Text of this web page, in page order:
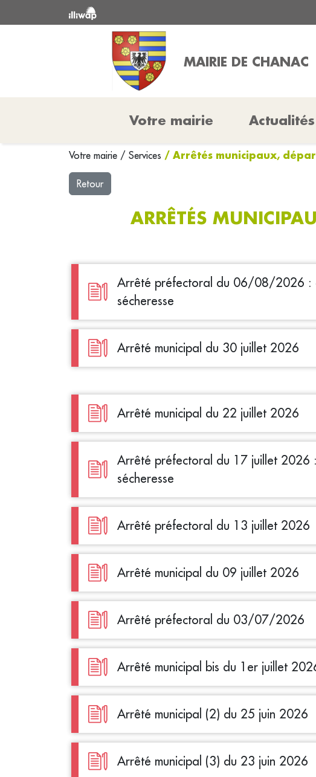
MAIRIE DE CHANAC
Votre mairie Actualités
Votre mairie / Services / Arrêtés municipaux,
Retour
ARRÊTÉS
Arrêté préfectoral du 06/08/2026 :
sécheresse
Arrêté municipal du 30 juillet 2026
Arrêté municipal du 22 juillet 2026
Arrêté préfectoral du 17 juillet 2026
sécheresse
Arrêté préfectoral du 13 juillet 2026
Arrêté municipal du 09 juillet 2026
Arrêté préfectoral du 03/07/2026
Arrêté municipal bis du 1er juillet
Arrêté municipal (2) du 25 juin 2026
Arrêté municipal (3) du 23 juin 2026